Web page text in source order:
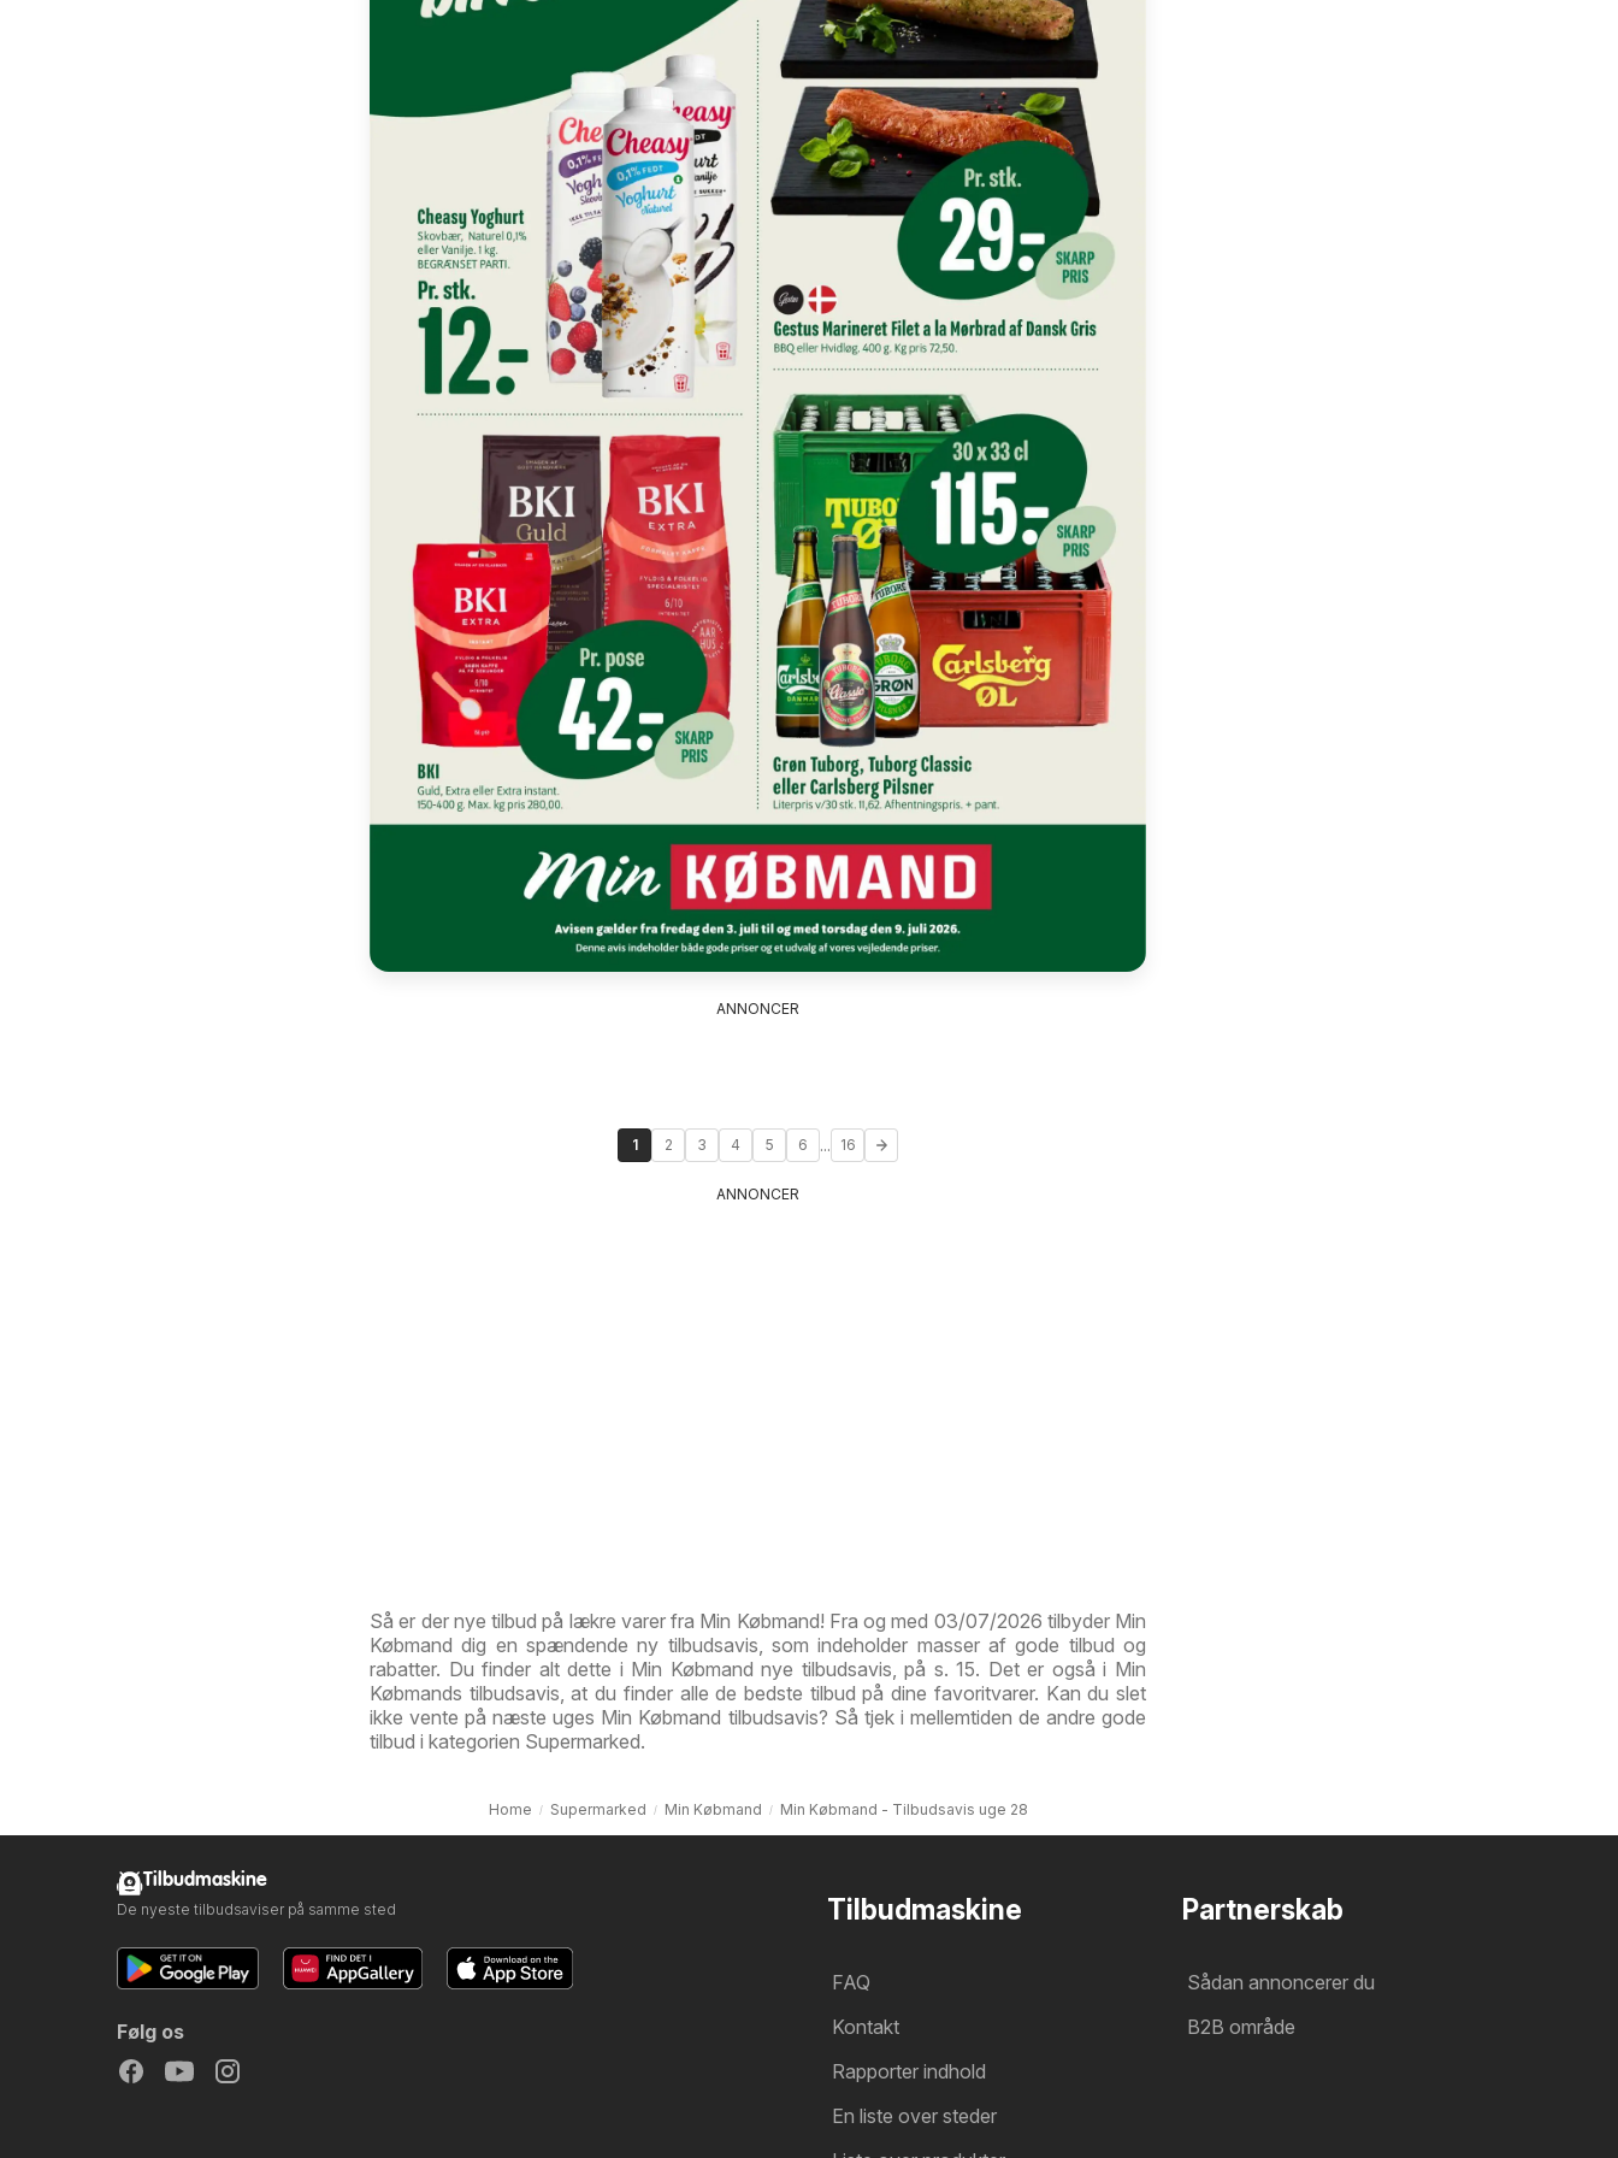
ANNONCER
1 2 3 4 5 6 ... 16
ANNONCER
Så er der nye tilbud på lækre varer fra Min Købmand! Fra og med 03/07/2026 tilbyder Min
Købmand dig en spændende ny tilbudsavis, som indeholder masser af gode tilbud og
rabatter. Du finder alt dette i Min Købmand nye tilbudsavis, på s. 15. Det er også i Min
Købmands tilbudsavis, at du finder alle de bedste tilbud på dine favoritvarer. Kan du slet
ikke vente på næste uges Min Købmand tilbudsavis? Så tjek i mellemtiden de andre gode
tilbud i kategorien Supermarked.
Home Supermarked Min Købmand Min Købmand - Tilbudsavis uge 28
Tilbudmaskine
FAQ
Kontakt
Rapporter indhold
En liste over steder
Partnerskab
Sådan annoncerer du
B2B område
Tilbudmaskine
De nyeste tilbudsaviser på samme sted
Følg os